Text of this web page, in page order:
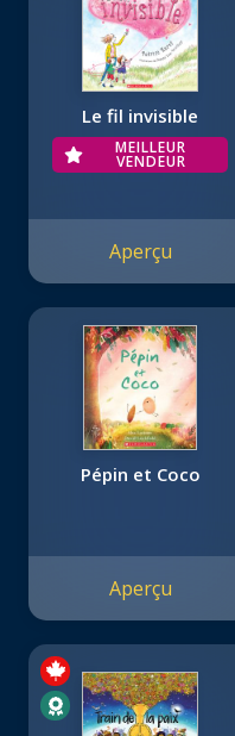
Le fil invisible
MEILLEUR
VENDEUR
Aperçu
Pépin et Coco
Aperçu